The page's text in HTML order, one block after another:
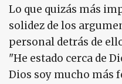
Lo que quizás más
solidez de los
personal detrás de
"He estado cerca de
Dios soy mucho más